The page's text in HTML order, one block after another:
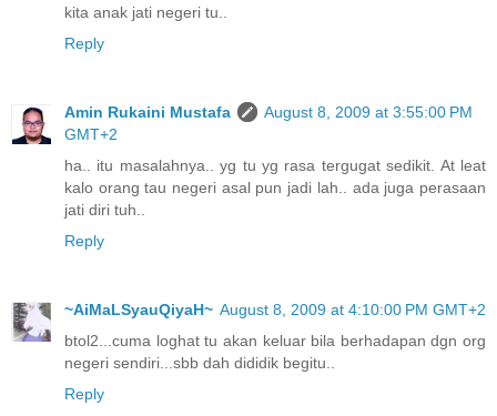
kita anak jati negeri tu..
Reply
Amin Rukaini Mustafa
August 8, 2009 at 3:55:00 PM
GMT+2
ha.. itu masalahnya.. yg tu yg rasa tergugat sedikit. At leat
kalo orang tau negeri asal pun jadi lah.. ada juga perasaan
jati diri tuh..
Reply
~AiMaLSyauQiyaH~ August 8, 2009 at 4:10:00 PM GMT+2
btol2...cuma loghat tu akan keluar bila berhadapan dgn org
negeri sendiri...sbb dah dididik begitu..
Reply